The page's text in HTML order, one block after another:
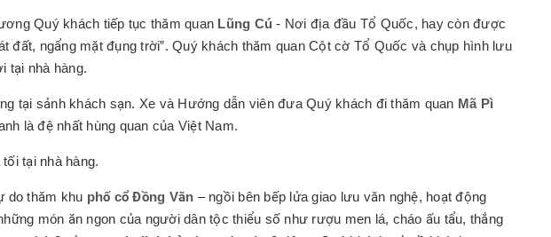
Quý khách tiếp tục thăm quan Lũng Cú - Nơi địa đầu Tổ Quốc, hay còn được
đất, ngẩng mặt đụng trời”. Quý khách thăm quan Cột cờ Tổ Quốc và chụp hình lưu
tại nhà hàng.
tại sảnh khách sạn. Xe và Hướng dẫn viên đưa Quý khách đi thăm quan Mã Pì
là đệ nhất hùng quan của Việt Nam.
tại nhà hàng.
do thăm khu phố cổ Đồng Văn – ngồi bên bếp lửa giao lưu văn nghệ, hoạt động
món ăn ngon của người dân tộc thiểu số như rượu men lá, cháo ấu tẩu, thắng